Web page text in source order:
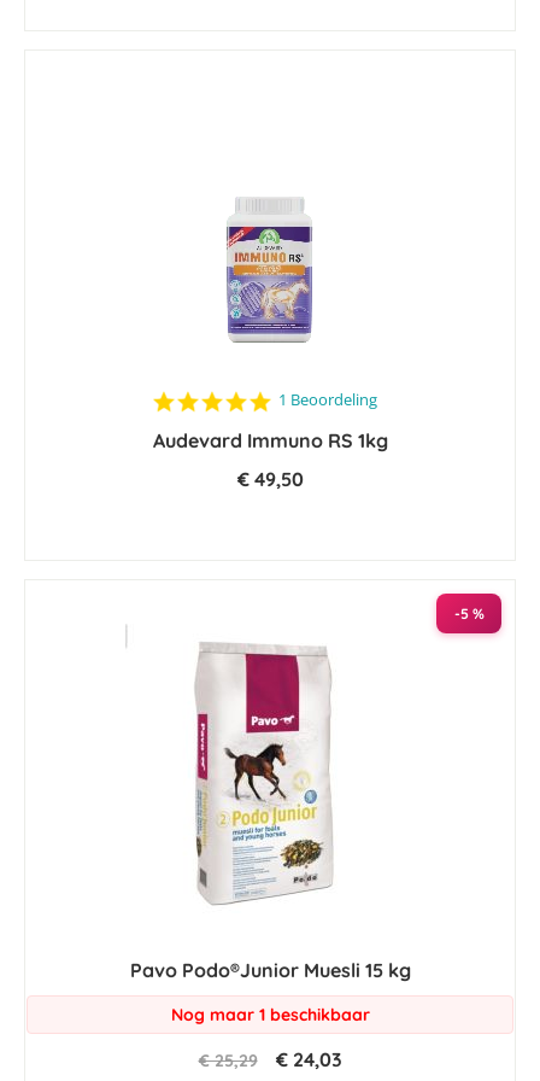
5.0
rating
1 Beoordeling
Audevard Immuno RS 1kg
€ 49,50
-5 %
Pavo Podo®Junior Muesli 15 kg
Nog maar 1 beschikbaar
€ 25,29 € 24,03